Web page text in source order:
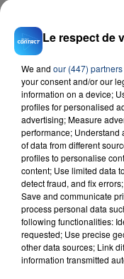
FIL D'ACTU
23 juillet 2026
INCENDIE
SON BÉBÉ
Un homme s'est
aspergé sa
d'un liquide
Le respect de
We and our (447) partners
your consent and/or our
information on a device;
profiles for personalised
advertising; Measure
performance; Understand
of data from different
profiles to personalise
content; Use limited data
detect fraud, and fix
Save and communicate
process personal data
following functionalities:
requested; Use precise
other data sources; Link
information transmitted